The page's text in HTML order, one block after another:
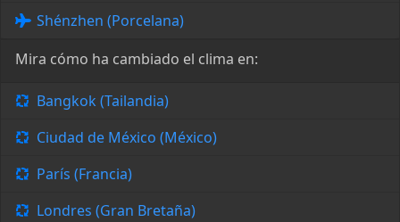
Shénzhen (Porcelana)
Mira cómo ha cambiado el clima en:
Bangkok (Tailandia)
Ciudad de México (México)
París (Francia)
Londres (Gran Bretaña)